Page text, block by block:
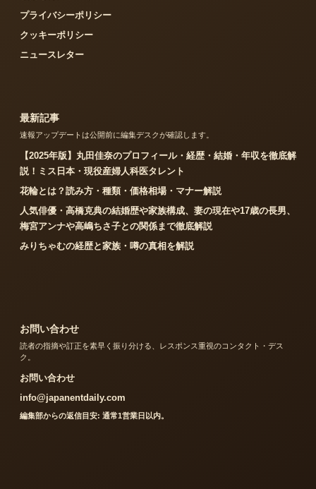
プライバシーポリシー
クッキーポリシー
ニュースレター
最新記事
速報アップデートは公開前に編集デスクが確認します。
【2025年版】丸田佳奈のプロフィール・経歴・結婚・年収を徹底解
説！ミス日本・現役産婦人科医タレント
花輪とは？読み方・種類・価格相場・マナー解説
人気俳優・高橋克典の結婚歴や家族構成、妻の現在や17歳の長男、
梅宮アンナや高嶋ちさ子との関係まで徹底解説
みりちゃむの経歴と家族・噂の真相を解説
お問い合わせ
読者の指摘や訂正を素早く振り分ける、レスポンス重視のコンタクト・デス
ク。
お問い合わせ
info@japanentdaily.com
編集部からの返信目安: 通常1営業日以内。